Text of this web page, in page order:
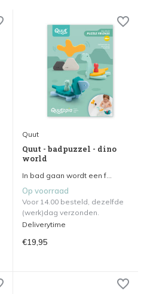
Quut
Quut - badpuzzel - dino
world
In bad gaan wordt een f...
Op voorraad
Voor 14.00 besteld, dezelfde
(werk)dag verzonden.
Deliverytime
€19,95